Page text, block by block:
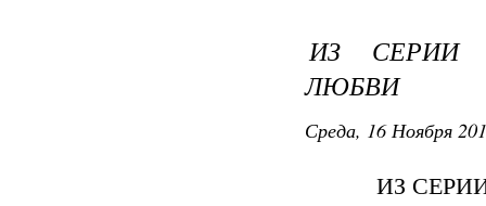
ИЗ СЕРИИ
ЛЮБВИ
Среда, 16 Ноября
ИЗ